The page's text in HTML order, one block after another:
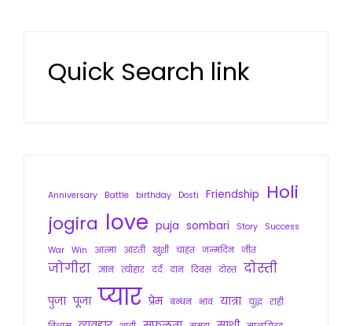
Quick Search link
Anniversary Battle birthday Dosti Friendship
Holi
jogira love puja sombari Story
Success
War Win आत्मा आरती खुशी चाहत जन्मदिन जीत
जोगीरा ज्ञान त्योहार दर्द दान दिवस दोस्त दोस्ती
पुजा पूजा प्यार प्रेम बन्धन भाव यात्रा युद्ध राही